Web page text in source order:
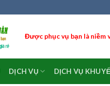
Được phục vụ bạn là niềm
DỊCH VỤ DỊCH VỤ